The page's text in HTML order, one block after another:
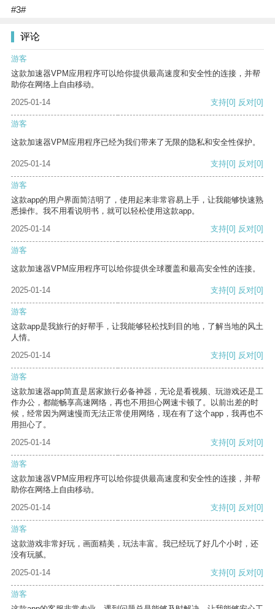
#3#
评论
游客
这款加速器VPM应用程序可以给你提供最高速度和安全性的连接，并帮
助你在网络上自由移动。
2025-01-14
支持[0] 反对[0]
游客
这款加速器VPM应用程序已经为我们带来了无限的隐私和安全性保护。
2025-01-14 支持[0] 反对[0]
游客
这款app的用户界面简洁明了，使用起来非常容易上手，让我能够快速熟
悉操作。我不用看说明书，就可以轻松使用这款app。
2025-01-14
支持[0] 反对[0]
游客
这款加速器VPM应用程序可以给你提供全球覆盖和最高安全性的连接。
2025-01-14 支持[0] 反对[0]
游客
这款app是我旅行的好帮手，让我能够轻松找到目的地，了解当地的风土
人情。
2025-01-14
支持[0] 反对[0]
游客
这款加速器app简直是居家旅行必备神器，无论是看视频、玩游戏还是工
作办公，都能畅享高速网络，再也不用担心网速卡顿了。以前出差的时
候，经常因为网速慢而无法正常使用网络，现在有了这个app，我再也不
用担心了。
2025-01-14
支持[0] 反对[0]
游客
这款加速器VPM应用程序可以给你提供最高速度和安全性的连接，并帮
助你在网络上自由移动。
2025-01-14
支持[0] 反对[0]
游客
这款游戏非常好玩，画面精美，玩法丰富。我已经玩了好几个小时，还
没有玩腻。
2025-01-14
支持[0] 反对[0]
游客